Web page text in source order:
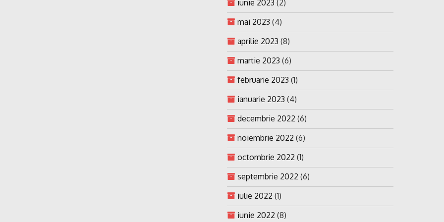
iunie 2023 (2)
mai 2023 (4)
aprilie 2023 (8)
martie 2023 (6)
februarie 2023 (1)
ianuarie 2023 (4)
decembrie 2022 (6)
noiembrie 2022 (6)
octombrie 2022 (1)
septembrie 2022 (6)
iulie 2022 (1)
iunie 2022 (8)